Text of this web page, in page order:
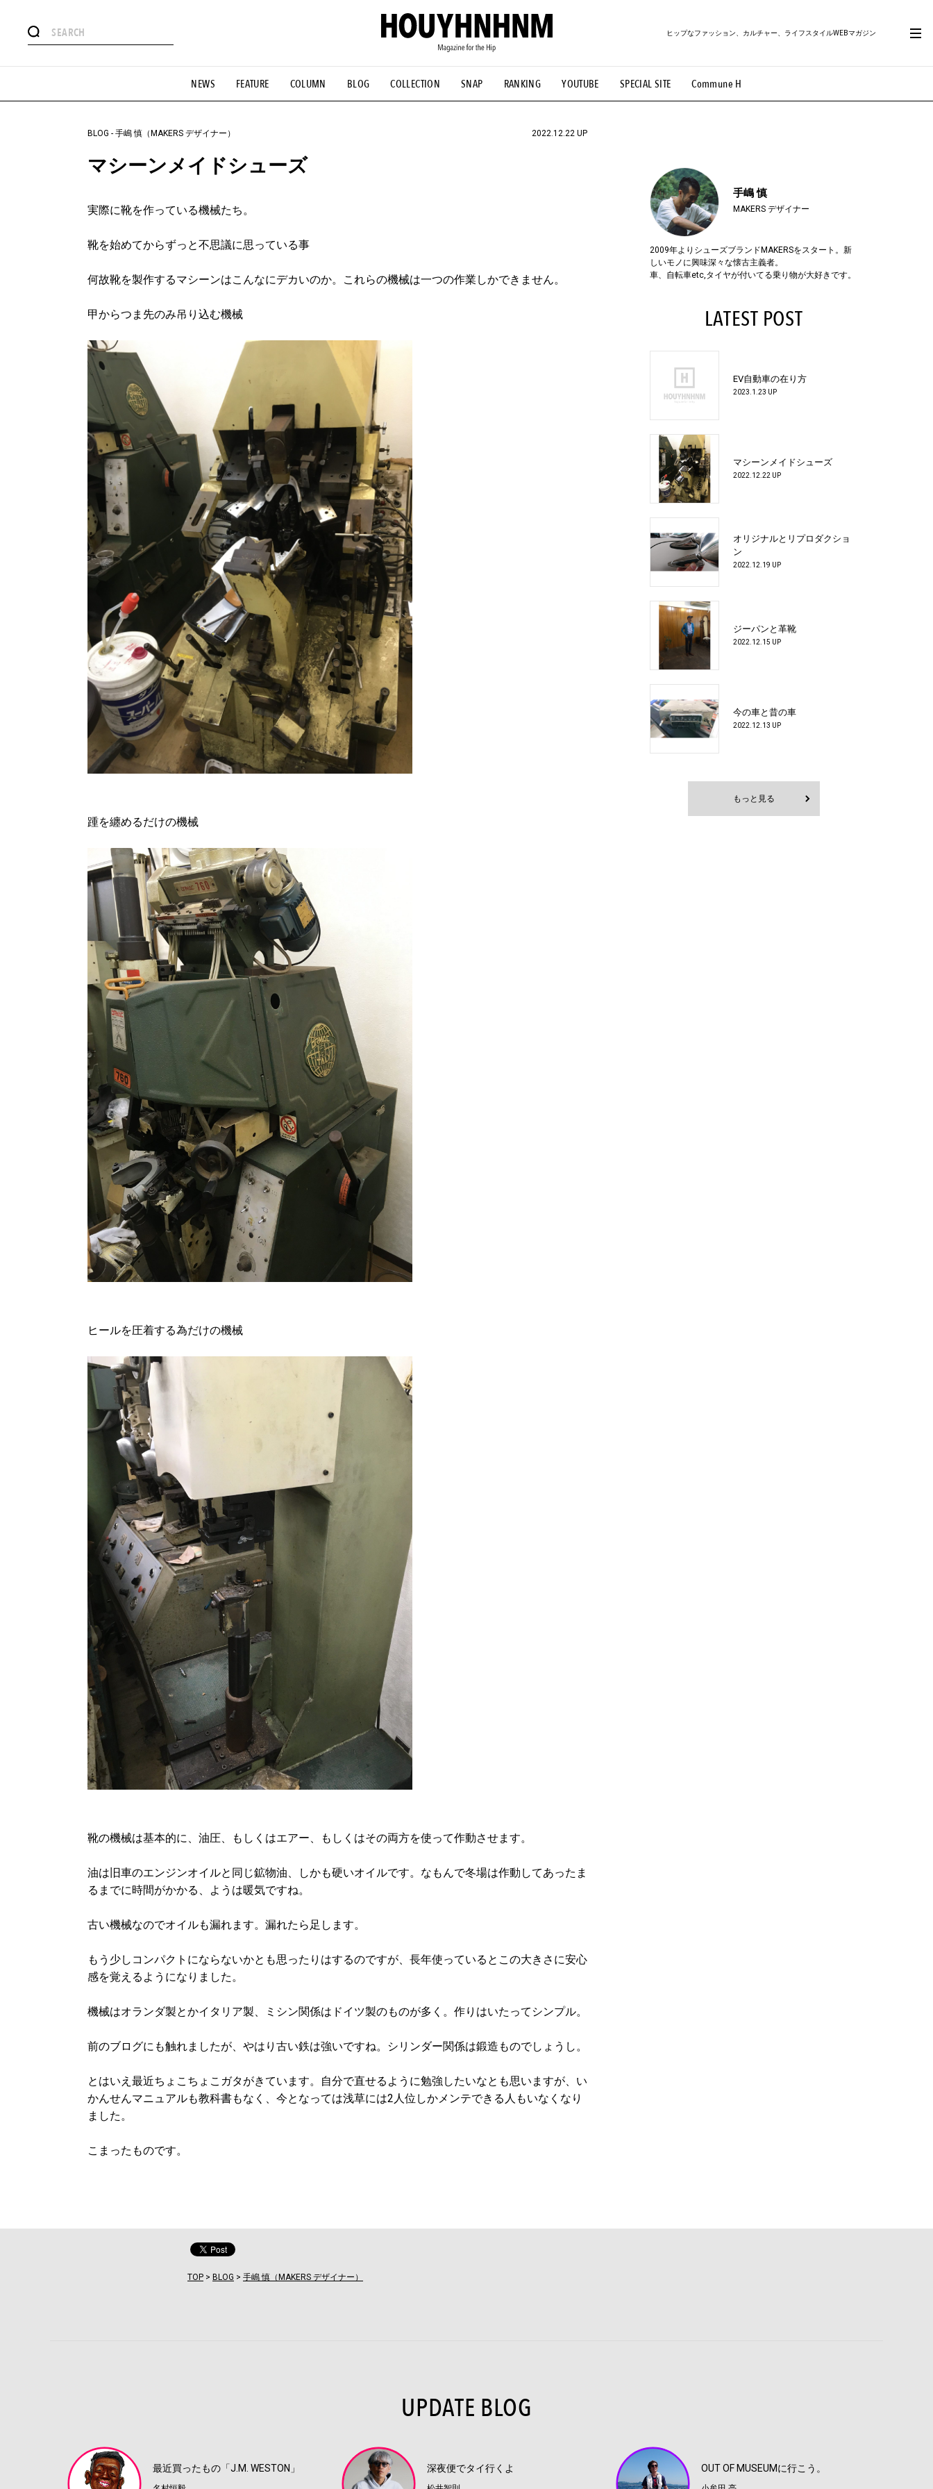
NEWS FEATURE COLUMN BLOG COLLECTION SNAP RANKING YOUTUBE SPECIAL SITE Commune H
ヒップなファッション、カルチャー、ライフスタイルWEBマガジン
#憧れの逸品 #ESSENTIAL DESIGNS #古着サミット #NEW VINTAGE #マイナーグッド図鑑 #路地裏てぃーん。 #MONTHLY JOURNAL
#HANDSOME HANDBOOK
BLOG - 手嶋 慎（MAKERS デザイナー） 2022.12.22 UP
マシーンメイドシューズ
実際に靴を作っている機械たち。
靴を始めてからずっと不思議に思っている事
何故靴を製作するマシーンはこんなにデカいのか。これらの機械は一つの作業しかできません。
甲からつま先のみ吊り込む機械
踵を纏めるだけの機械
ヒールを圧着する為だけの機械
靴の機械は基本的に、油圧、もしくはエアー、もしくはその両方を使って作動させます。
油は旧車のエンジンオイルと同じ鉱物油、しかも硬いオイルです。なもんで冬場は作動してあったま
るまでに時間がかかる、ようは暖気ですね。
古い機械なのでオイルも漏れます。漏れたら足します。
もう少しコンパクトにならないかとも思ったりはするのですが、長年使っているとこの大きさに安心
感を覚えるようになりました。
機械はオランダ製とかイタリア製、ミシン関係はドイツ製のものが多く。作りはいたってシンプル。
前のブログにも触れましたが、やはり古い鉄は強いですね。シリンダー関係は鍛造ものでしょうし。
とはいえ最近ちょこちょこガタがきています。自分で直せるように勉強したいなとも思いますが、い
かんせんマニュアルも教科書もなく、今となっては浅草には2人位しかメンテできる人もいなくなり
ました。
こまったものです。
手嶋 慎
MAKERS デザイナー
2009年よりシューズブランドMAKERSをスタート。新
しいモノに興味深々な懐古主義者。
車、自転車etc,タイヤが付いてる乗り物が大好きです。
LATEST POST
EV自動車の在り方
2023.1.23 UP
マシーンメイドシューズ
2022.12.22 UP
オリジナルとリプロダクショ
ン
2022.12.19 UP
ジーパンと革靴
2022.12.15 UP
今の車と昔の車
2022.12.13 UP
もっと見る
TOP > BLOG > 手嶋 慎（MAKERS デザイナー）
UPDATE BLOG
最近買ったもの「J.M. WESTON」 深夜便でタイ行くよ OUT OF MUSEUMに行こう。